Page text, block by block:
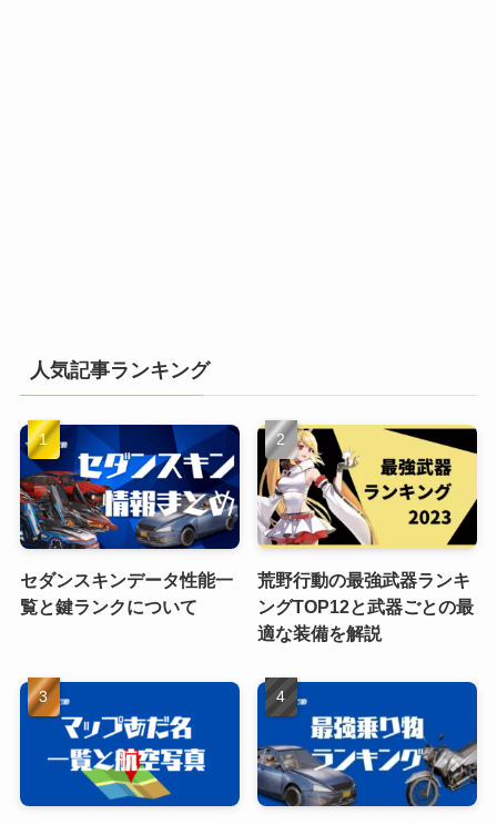
人気記事ランキング
セダンスキンデータ性能一
覧と鍵ランクについて
荒野行動の最強武器ランキ
ングTOP12と武器ごとの最
適な装備を解説